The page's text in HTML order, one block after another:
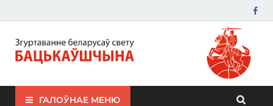
ЗБС "Бацькаўшчына"
ГАЛОЎНАЕ МЕНЮ